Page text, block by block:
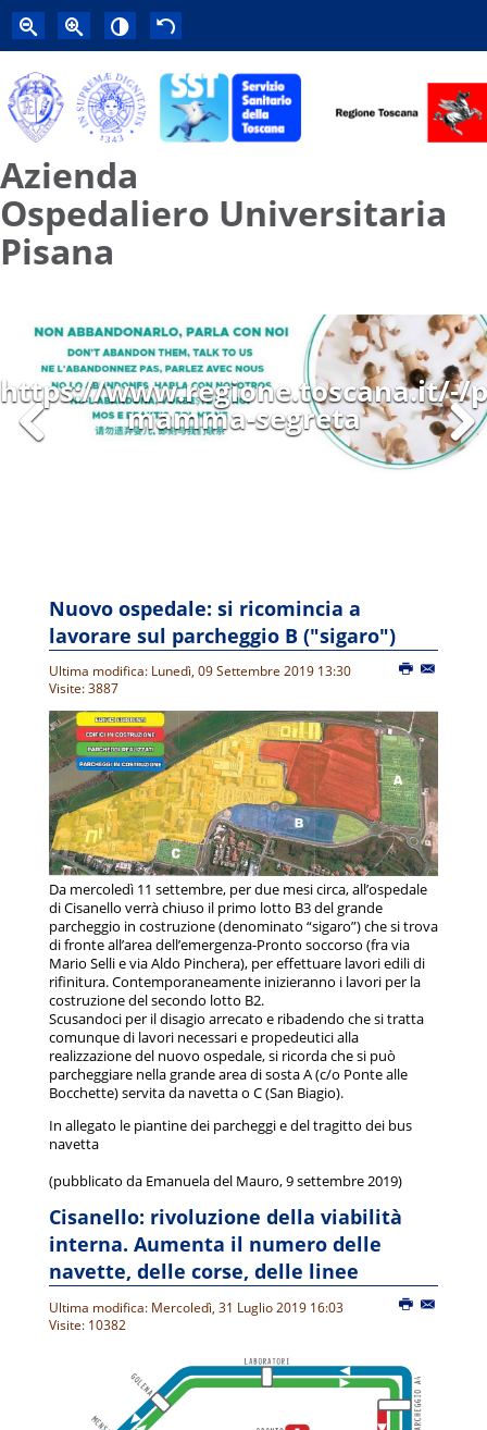
Azienda
Ospedaliero Universitaria
Pisana
https://www.regione.toscana.it/-/
mamma-segreta
Next
Nuovo ospedale: si ricomincia a
lavorare sul parcheggio B ("sigaro")
Ultima modifica: Lunedì, 09 Settembre 2019 13:30
Visite: 3887
Da mercoledì 11 settembre, per due mesi circa, all’ospedale
di Cisanello verrà chiuso il primo lotto B3 del grande
parcheggio in costruzione (denominato “sigaro”) che si trova
di fronte all’area dell’emergenza-Pronto soccorso (fra via
Mario Selli e via Aldo Pinchera), per effettuare lavori edili di
rifinitura. Contemporaneamente inizieranno i lavori per la
costruzione del secondo lotto B2.
Scusandoci per il disagio arrecato e ribadendo che si tratta
comunque di lavori necessari e propedeutici alla
realizzazione del nuovo ospedale, si ricorda che si può
parcheggiare nella grande area di sosta A (c/o Ponte alle
Bocchette) servita da navetta o C (San Biagio).
In allegato le piantine dei parcheggi e del tragitto dei bus
navetta
(pubblicato da Emanuela del Mauro, 9 settembre 2019)
Cisanello: rivoluzione della viabilità
interna. Aumenta il numero delle
navette, delle corse, delle linee
Ultima modifica: Mercoledì, 31 Luglio 2019 16:03
Visite: 10382